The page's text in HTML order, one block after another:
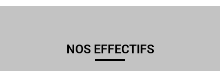
NOS EFFECTIFS